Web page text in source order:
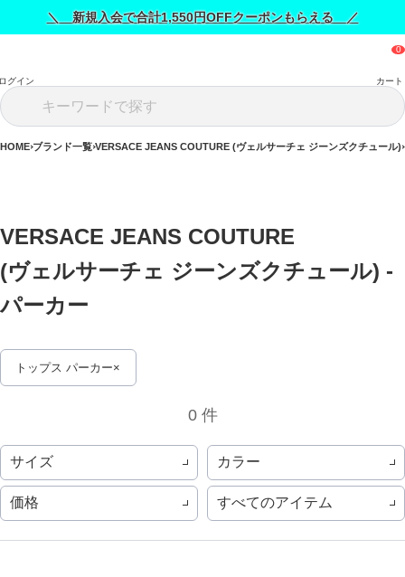
＼ 新規入会で合計1,550円OFFクーポンもらえる ／
グイン カート
HOME ブランド一覧 VERSACE JEANS COUTURE (ヴェルサーチェ ジーンズクチュール)
VERSACE JEANS COUTURE
(ヴェルサーチェ ジーンズクチュール) -
パーカー
トップス パーカー
0 件
サイズ カラー
価格 すべてのアイテム